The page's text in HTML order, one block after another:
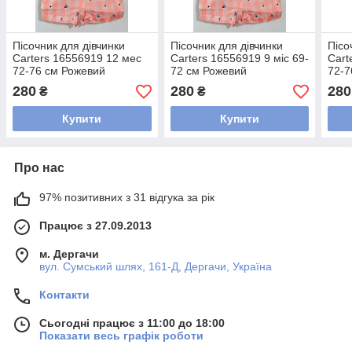
Пісочник для дівчинки
Carters 16556919 12 мес
72-76 см Рожевий
280 ₴
Купити
Пісочник для дівчинки
Carters 16556919 9 міс 69-
72 см Рожевий
280₴
Купити
72-
280
Про нас
97% позитивних з 31 відгука за рік
Працює з 27.09.2013
м. Дергачи
вул. Сумський шлях, 161-Д, Дергачи, Україна
Контакти
Сьогодні працює з 11:00 до 18:00
Показати весь графік роботи